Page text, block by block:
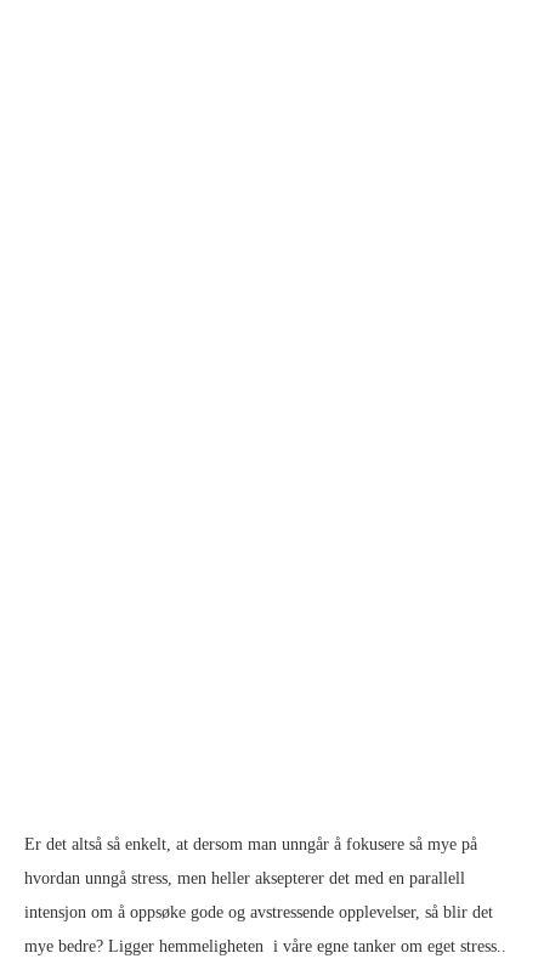
Er det altså så enkelt, at dersom man unngår å fokusere så mye på
hvordan unngå stress, men heller aksepterer det med en parallell
intensjon om å oppsøke gode og avstressende opplevelser, så blir det
mye bedre? Ligger hemmeligheten i våre egne tanker om eget stress..